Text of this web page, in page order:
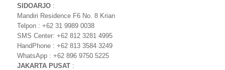
SIDOARJO :
Mandiri Residence F6 No. 8 Krian
Telpon : +62 31 9989 0038
SMS Center: +62 812 3281 4995
HandPhone : +62 813 3584 3249
WhatsApp : +62 896 9750 5225
JAKARTA PUSAT :